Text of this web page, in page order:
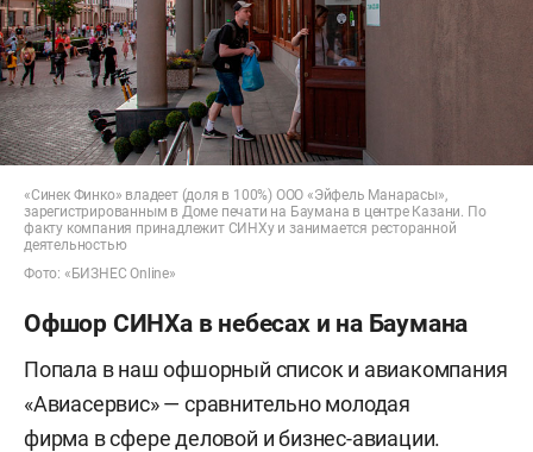
«Синек Финко» владеет (доля в 100%) ООО «Эйфель Манарасы»,
зарегистрированным в Доме печати на Баумана в центре Казани. По
факту компания принадлежит СИНХу и занимается ресторанной
деятельностью
Фото: «БИЗНЕС Online»
Офшор СИНХа в небесах и на Баумана
Попала в наш офшорный список и авиакомпания
«Авиасервис» — сравнительно молодая
фирма в сфере деловой и бизнес-авиации.